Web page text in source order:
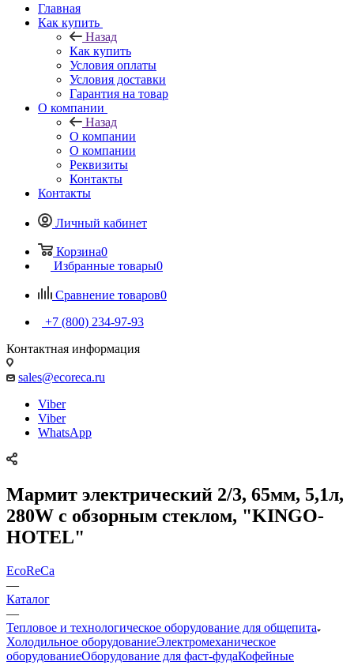
Главная
Как купить
Назад
Как купить
Условия оплаты
Условия доставки
Гарантия на товар
О компании
Назад
О компании
О компании
Реквизиты
Контакты
Контакты
Личный кабинет
Корзина0
Избранные товары0
Сравнение товаров0
+7 (800) 234-97-93
Контактная информация
sales@ecoreca.ru
Viber
Viber
WhatsApp
Мармит электрический 2/3, 65мм, 5,1л,
280W с обзорным стеклом, "KINGO-
HOTEL"
EcoReCa
—
Каталог
—
Тепловое и технологическое оборудование для общепита
Холодильное оборудованиеЭлектромеханическое
оборудованиеОборудование для фаст-фудаКофейные